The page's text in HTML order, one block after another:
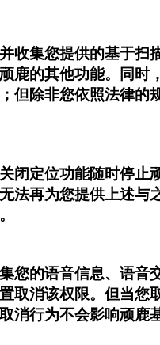
收集您提供的基于扫
鹿的其他功能。同时
但除非您依照法律
闭定位功能随时停止
法再为您提供上述与
您的语音信息、语音
取消该权限。但当
行为不会影响顽鹿